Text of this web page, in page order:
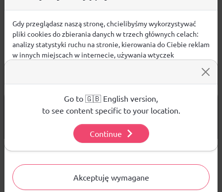
DARMOWA WYSYŁKAod 299 PLN
14 DNINA ZWROT TOWARU
Gdy przeglądasz naszą stronę, chcielibyśmy wykorzystywać
pliki cookies do zbierania danych w trzech głównych celach:
analizy statystyki ruchu na stronie, kierowania do Ciebie reklam
w innych miejscach w internecie, używania wtyczek
używanych plików cookies.
Aby dowiedzieć się więcej o plikach cookie i tym, jak
wykorzystujemy Twoje dane, odwiedź naszą Polityką
Akceptuję wymagane
Go to 🇬🇧 English version,
to see content specific to your location.
Continue